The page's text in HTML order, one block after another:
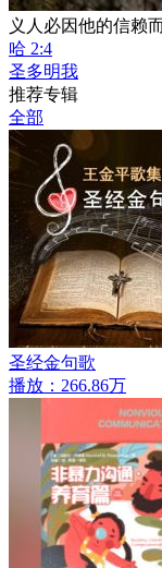
义人必因他的信赖
哈 2:4
圣多明我
推荐专辑
全部
圣经金句歌
播放：266.86万